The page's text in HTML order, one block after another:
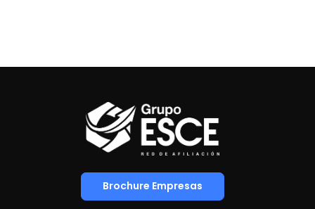
Brochure Empresas